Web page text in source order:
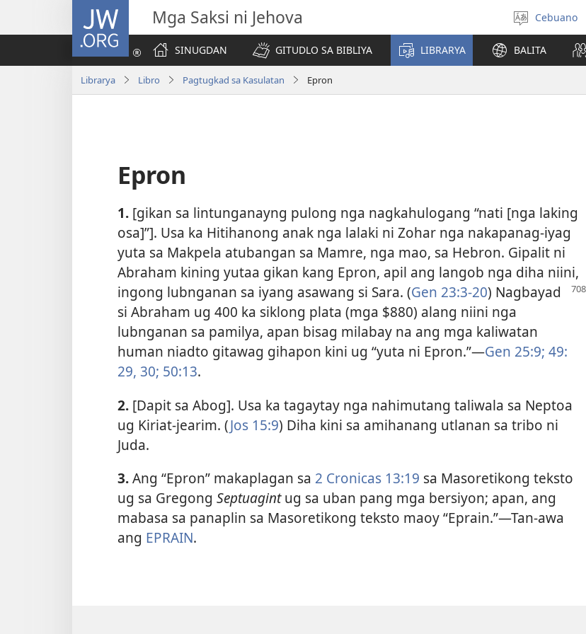
JW.ORG Mga Saksi ni Jehova
Pagpilig
Cebuano
SINUGDAN
GITUDLO SA BIBLIYA LIBRARYA BALITA
Librarya Libro Pagtugkad sa Kasulatan Epron
Epron
1. [gikan sa lintunganayng pulong nga nagkahulogang “nati [nga laking
osa]”]. Usa ka Hitihanong anak nga lalaki ni Zohar nga nakapanag-iyag
yuta sa Makpela atubangan sa Mamre, nga mao, sa Hebron. Gipalit ni
Abraham kining yutaa gikan kang Epron, apil ang langob nga diha niini,
ingong lubnganan sa iyang asawang si Sara. (Gen 23:3-20) Nagbayad
si Abraham ug 400 ka siklong plata (mga $880) alang niini nga
lubnganan sa pamilya, apan bisag milabay na ang mga kaliwatan
human niadto gitawag gihapon kini ug “yuta ni Epron.”​—Gen 25:9; 49:​
29, 30; 50:13.
2. [Dapit sa Abog]. Usa ka tagaytay nga nahimutang taliwala sa Neptoa
ug Kiriat-jearim. (Jos 15:9) Diha kini sa amihanang utlanan sa tribo ni
Juda.
3.Ang “Epron” makaplagan sa 2 Cronicas 13:19 sa Masoretikong teksto
ug sa Gregong Septuagintug sa uban pang mga bersiyon; apan, ang
mabasa sa panaplin sa Masoretikong teksto maoy “Eprain.”​—Tan-awa
ang EPRAIN.